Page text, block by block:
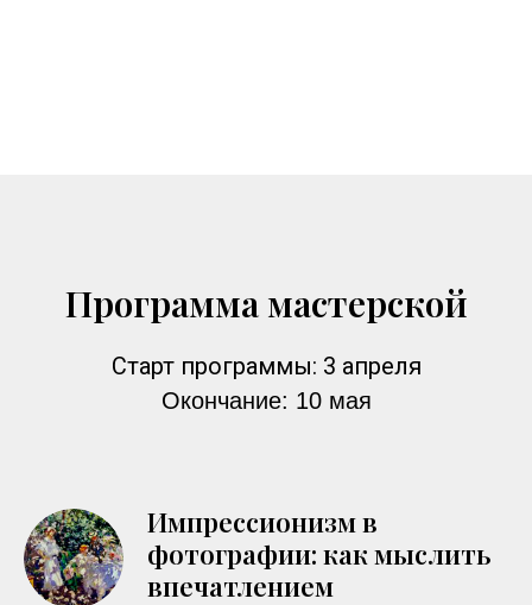
Программа мастерской
Старт программы: 3 апреля
Окончание: 10 мая
Импрессионизм в
фотографии: как мыслить
впечатлением